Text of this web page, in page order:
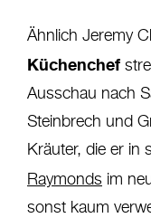
Ähnlich Jeremy
Küchenchef
Ausschau nach
Steinbrech und
Kräuter, die er in
Raymonds im
sonst kaum